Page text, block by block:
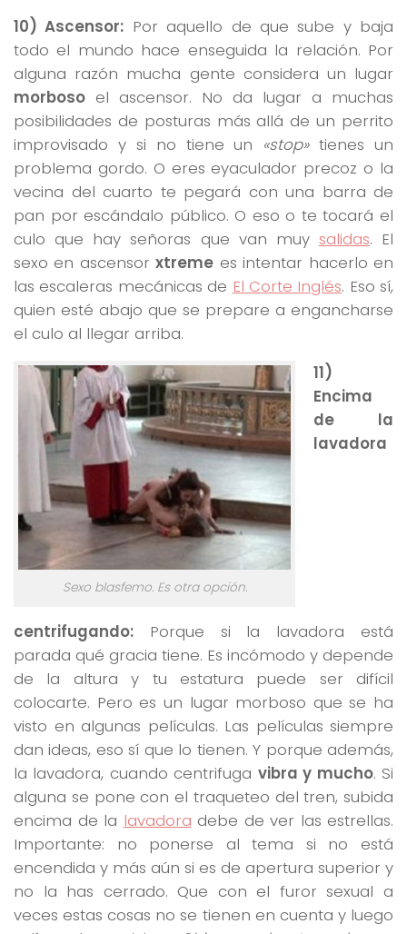
10) Ascensor: Por aquello de que sube y baja
todo el mundo hace enseguida la relación. Por
alguna razón mucha gente considera un lugar
morboso el ascensor. No da lugar a muchas
posibilidades de posturas más allá de un perrito
improvisado y si no tiene un «stop»tienes un
problema gordo. O eres eyaculador precoz o la
vecina del cuarto te pegará con una barra de
pan por escándalo público. O eso o te tocará el
culo que hay señoras que van muy salidas. El
sexo en ascensorxtreme es intentar hacerlo en
las escaleras mecánicas de El Corte Inglés. Eso sí,
quien esté abajo que se prepare a engancharse
el culo al llegar arriba.
Sexo blasfemo. Es otra opción.
11)
Encima
de la
lavadora
centrifugando: Porque si la lavadora está
parada qué gracia tiene. Es incómodo y depende
de la altura y tu estatura puede ser difícil
colocarte. Pero es un lugar morboso que se ha
visto en algunas películas. Las películas siempre
dan ideas, eso sí que lo tienen. Y porque además,
la lavadora, cuando centrifuga vibra y mucho. Si
alguna se pone con el traqueteo del tren, subida
encima de la lavadora debe de ver las estrellas.
Importante: no ponerse al tema si no está
encendida y más aún si es de apertura superior y
no la has cerrado. Que con el furor sexual a
veces estas cosas no se tienen en cuenta y luego